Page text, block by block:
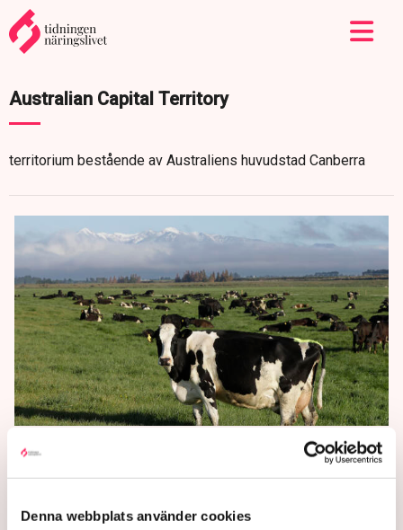
Denna webbplats använder cookies
Australian Capital Territory
territorium bestående av Australiens huvudstad Canberra
Nya Zeeland vill beskatta
boskapens rapande
Nya Zeelands regering har som en åtgärd för att